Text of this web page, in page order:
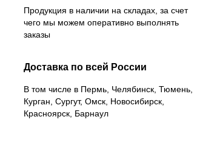
Продукция в наличии на складах, за счет
чего мы можем оперативно выполнять
заказы
Доставка по всей России
В том числе в Пермь, Челябинск, Тюмень,
Курган, Сургут, Омск, Новосибирск,
Красноярск, Барнаул